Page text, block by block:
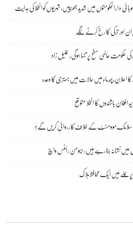
دارالحکومتوں میں شدید جھڑپیں، شہریوں کو انخلا کی ہدایت
اور ترکی کا رخ کرنے لگے
حکومت عالمی سطح پر تنہا ہو گی: خلیل زاد
اعلان، چھ ماہ میں حالات میں بہتری کا وعدہ
افغان باشندوں کا انخلا متوقع
اسلامک موومنٹ کے خلاف کارروائی کریں گے؟
میں نشانہ بنا رہے ہیں: ہیومن رائٹس واچ
حملے میں ایک محافظ ہلاک